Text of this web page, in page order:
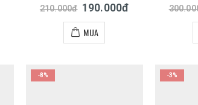
out of 5
210.000đ 190.000đ
MUA
-8% -3%